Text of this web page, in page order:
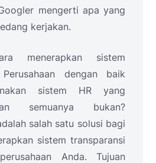
mengerti apa yang
kerjakan.
menerapkan sistem
dengan baik
sistem HR yang
semuanya bukan?
salah satu solusi bagi
sistem transparansi
Anda. Tujuan